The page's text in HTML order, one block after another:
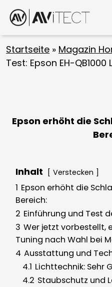
Startseite » Magazin
Test: Epson EH-
Epson erhöht die
Inhalt Verstecken
1 Epson erhöht die
Bereich:
2 Einführung und Test
3 Wer jetzt vorbestellt,
Tuning nach Wahl bei
4 Ausstattung und
4.1 Lichttechnik: Sehr
4.2 Staubschutz und